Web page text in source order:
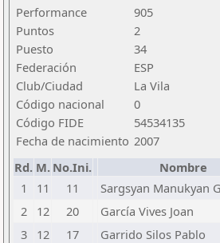
Performance
905
Puntos
2
Puesto
34
Federación
ESP
Club/Ciudad
La Vila
Código nacional
0
Código FIDE
54534135
Fecha de nacimiento 2007
Rd. M. No.Ini. Nombre
1
11 11 Sargsyan Manukyan
2
12 20 García Vives Joan
3
12 17 Garrido Silos Pablo